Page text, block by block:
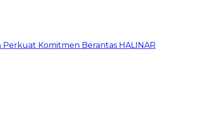
Komitmen Berantas HALINAR